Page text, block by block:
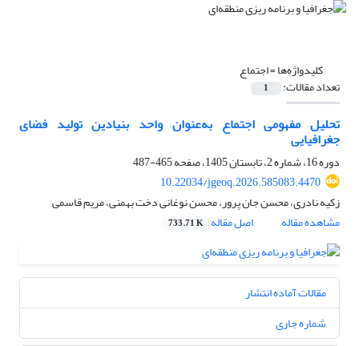
کلیدواژه‌ها =اجتماع
تعداد مقالات: 1
تحلیل مفهومی اجتماع به‌عنوان واحد بنیادین تولید فضای
جغرافیایی
دوره 16، شماره 2، تابستان 1405، صفحه
465-487
10.22034/jgeoq.2026.585083.4470
زکیه نادری، محسن جان پرور، محسن نوغانی دخت بهمنی، مریم قاسمی
مشاهده مقاله
اصل مقاله 733.71 K
مقالات آماده انتشار
شماره جاری